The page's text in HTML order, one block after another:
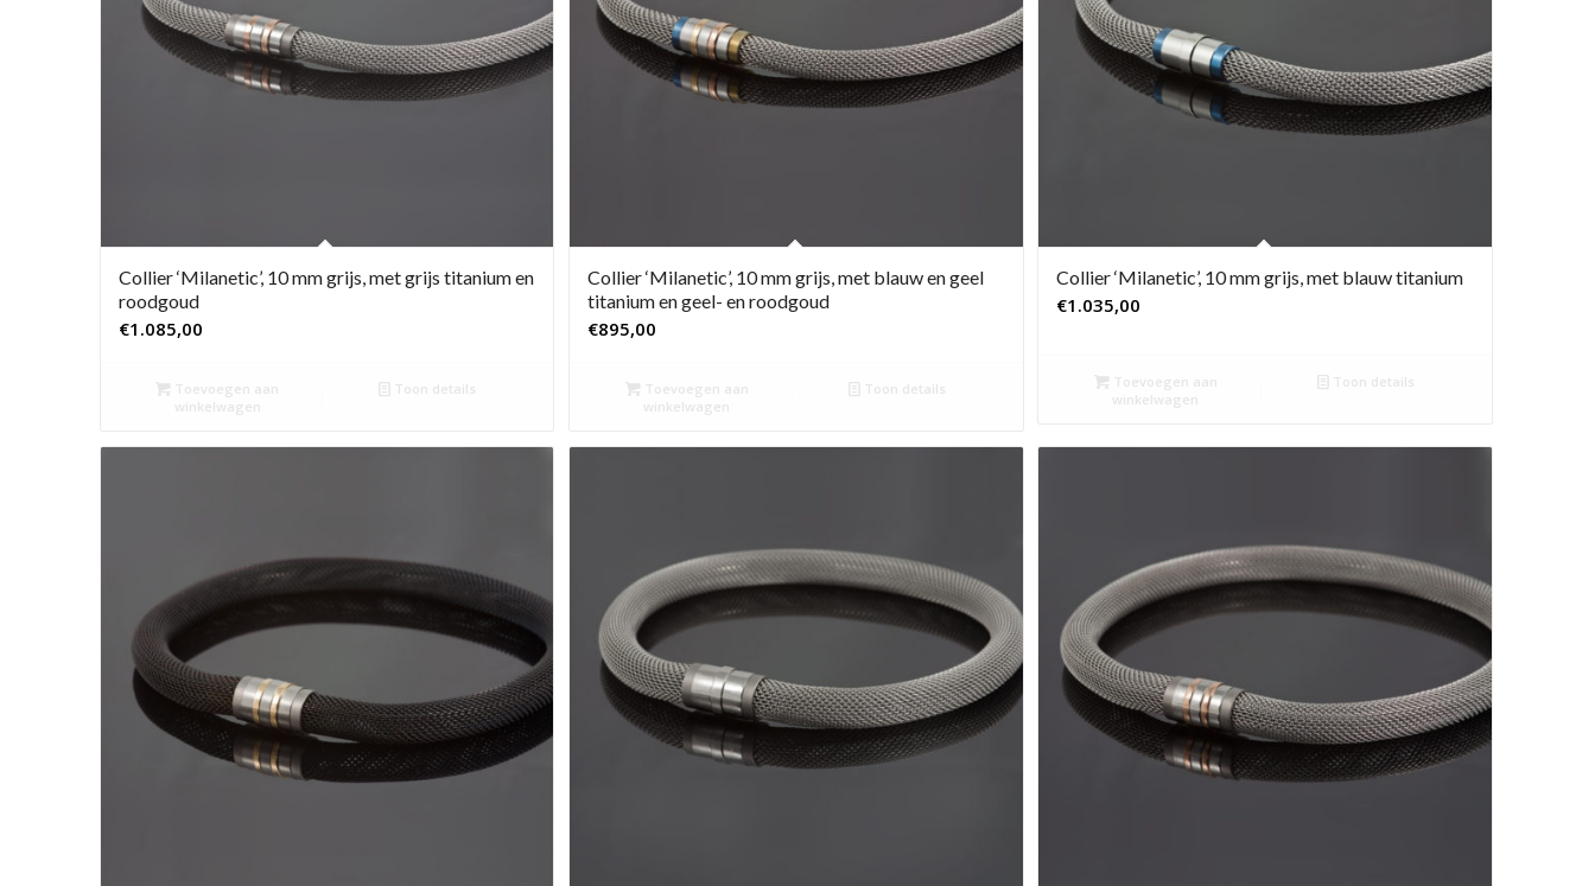
Collier ‘Milanetic’, 10 mm grijs, met grijs titanium en
roodgoud
€1.085,00
Toevoegen aan
winkelwagen
Toon details
Collier ‘Milanetic’, 10 mm grijs, met blauw en geel
titanium en geel- en roodgoud
€895,00
Toevoegen aan
winkelwagen
Toon details
Collier ‘Milanetic’, 10 mm grijs, met blauw titanium
€1.035,00
Toevoegen aan
winkelwagen
Toon details